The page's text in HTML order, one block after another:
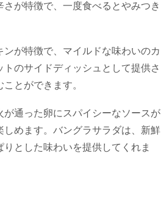
が特徴で、一度食べるとやみつき
が特徴で、マイルドな味わいのカ
のサイドディッシュとして提供さ
とができます。
通った卵にスパイシーなソースが
めます。バングラサラダは、新鮮
とした味わいを提供してくれま